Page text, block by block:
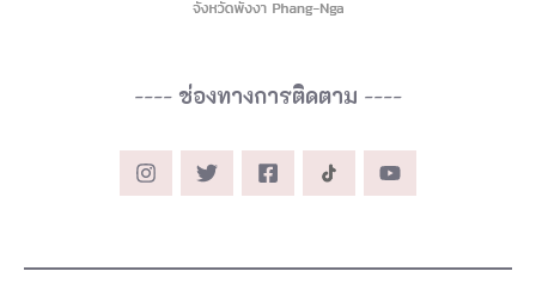
---- ช่องทางการติดตาม ----